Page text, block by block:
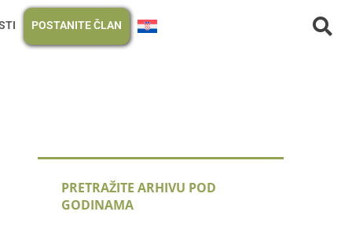
POSTANITE ČLAN
PRETRAŽITE ARHIVU POD
GODINAMA